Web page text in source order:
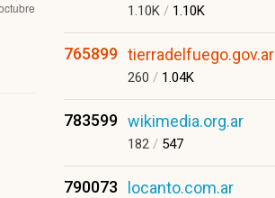
1.10K / 1.10K
765899 tierradelfuego.gov.ar
260 / 1.04K
783599 wikimedia.org.ar
182 / 547
790073 locanto.com.ar